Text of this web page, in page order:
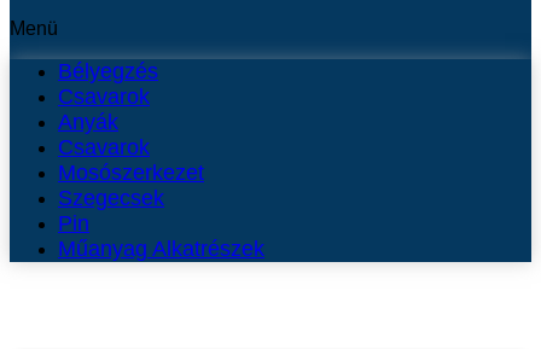
Menü
Bélyegzés
Csavarok
Anyák
Csavarok
Mosószerkezet
Szegecsek
Pin
Műanyag Alkatrészek